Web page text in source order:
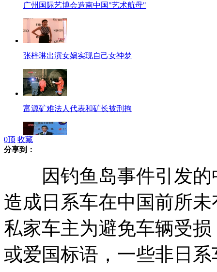
广州国际艺博会造南中国"艺术航母"
张梓琳出演女娲实现自己女神梦
富源矿难法人代表和矿长被刑拘
联通充值卡"失效门"致代理商近破产
新疆持续强降雪致牧民房屋倒塌
0顶 收藏
分享到：
因钓鱼岛事件引发的
造成日系车在中国前所
私家车主为避免车辆受
或爱国标语，一些非日